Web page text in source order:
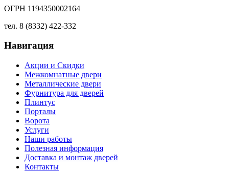
ОГРН 1194350002164
тел. 8 (8332) 422-332
Навигация
Акции и Скидки
Межкомнатные двери
Металлические двери
Фурнитура для дверей
Плинтус
Порталы
Ворота
Услуги
Наши работы
Полезная информация
Доставка и монтаж дверей
Контакты